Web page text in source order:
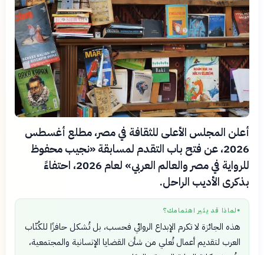
أعلن المجلس الأعلى للثقافة في مصر، مطلع أغسطس
2026، عن فتح باب التقدم لمسابقة «نجيب محفوظ
للرواية في مصر والعالم العربي» لعام 2026، احتفاءً
بذكرى الأديب الراحل.
● لماذا قد يثير اهتمامك؟
هذه الجائزة لا تكرم الإبداع الروائي فحسب، بل تُشكل حافزًا للكُتّاب
العرب لتقديم أعمال تُعلي من شأن القضايا الإنسانية والمجتمعية،